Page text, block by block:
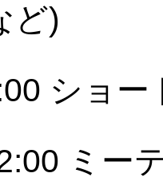
ど)
ショー
ミー